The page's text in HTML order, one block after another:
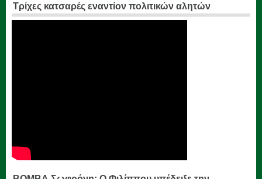
Τρίχες κατσαρές εναντίον πολιτικών αλητών